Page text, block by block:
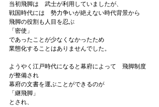
当初飛脚は　武士が利用していましたが、
戦国時代には　勢力争いが絶えない時代背景から
飛脚の役割も人目を忍ぶ
「密使」
であったことが少なくなかったため
業態化することはありませんでした。
ようやく江戸時代になると幕府によって　飛脚制度
が整備され
幕府の文書を運ぶことができるのが
「継飛脚」
とされ、